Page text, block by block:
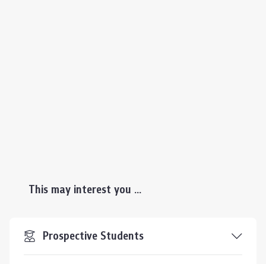
This may interest you ...
Prospective Students